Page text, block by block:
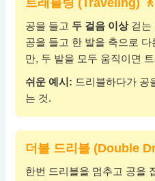
공을 들고 두 걸음 이상걷는
공을 들고 한 발을 축으로
만, 두 발을 모두 움직이면
쉬운 예시: 드리블하다가 공
는 것.
더블 드리블 (Double
한번 드리블을 멈추고 공을